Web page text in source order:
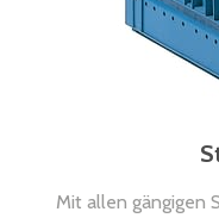
Mit allen gängigen